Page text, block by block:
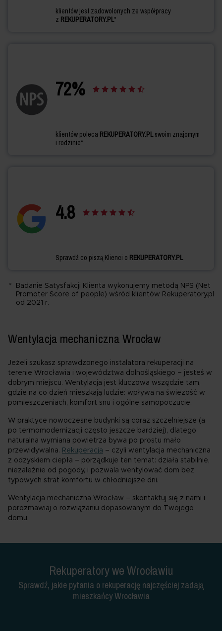
klientów jest zadowolonych ze współpracy
z REKUPERATORY.PL*
72%
klientów poleca REKUPERATORY.PLswoim znajomym
i rodzinie*
4.8
Sprawdź co piszą Klienci o REKUPERATORY.PL
*
Badanie Satysfakcji Klienta wykonujemy metodą NPS (Net
Promoter Score of people) wśród klientów Rekuperatory.pl
od 2021 r.
Wentylacja mechaniczna Wrocław
Jeżeli szukasz sprawdzonego instalatora rekuperacji na
terenie Wrocławia i województwa dolnośląskiego – jesteś w
dobrym miejscu. Wentylacja jest kluczowa wszędzie tam,
gdzie na co dzień mieszkają ludzie: wpływa na świeżość w
pomieszczeniach, komfort snu i ogólne samopoczucie.
W praktyce nowoczesne budynki są coraz szczelniejsze (a
po termomodernizacji często jeszcze bardziej), dlatego
naturalna wymiana powietrza bywa po prostu mało
przewidywalna. Rekuperacja – czyli wentylacja mechaniczna
z odzyskiem ciepła – porządkuje ten temat: działa stabilnie,
niezależnie od pogody, i pozwala wentylować dom bez
typowych strat komfortu w chłodniejsze dni.
Wentylacja mechaniczna Wrocław – skontaktuj się z nami i
porozmawiaj o rozwiązaniu dopasowanym do Twojego
domu.
Rekuperatory we Wrocławiu
Sprawdź, jakie pytania o rekuperację najczęściej zadają
mieszkańcy Wrocławia